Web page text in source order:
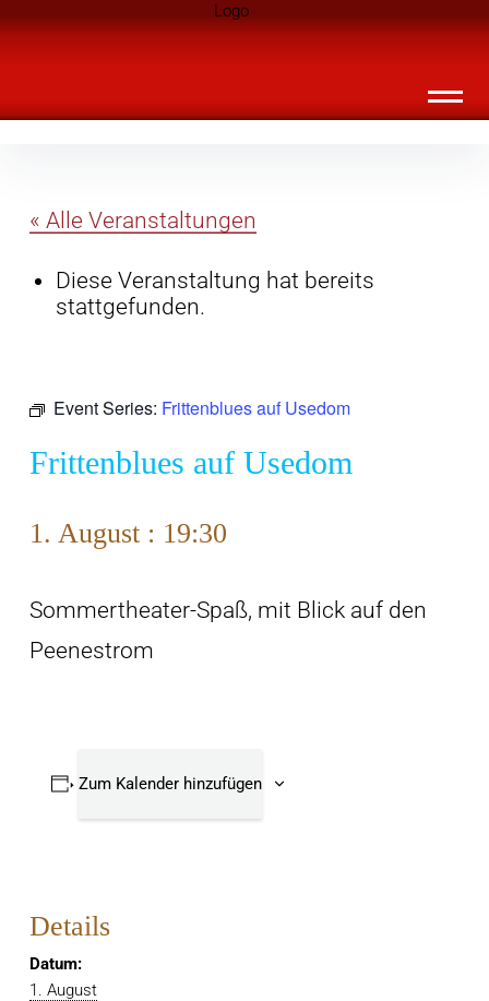
überspringen
Landknirpse – Die Zeitschrift für Leute
« Alle Veranstaltungen
Diese Veranstaltung hat bereits
stattgefunden.
Event Series: Frittenblues auf Usedom
Frittenblues auf Usedom
1. August : 19:30
Sommertheater-Spaß, mit Blick auf den
Peenestrom
Zum Kalender hinzufügen
Details
Datum:
1. August